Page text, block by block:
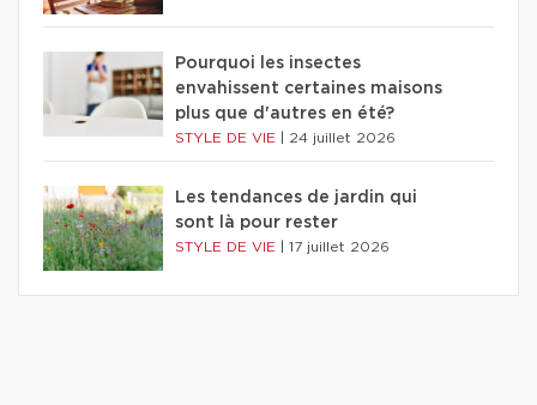
Pourquoi les insectes
envahissent certaines maisons
plus que d'autres en été?
STYLE DE VIE 24 juillet 2026
Les tendances de jardin qui
sont là pour rester
STYLE DE VIE 17 juillet 2026